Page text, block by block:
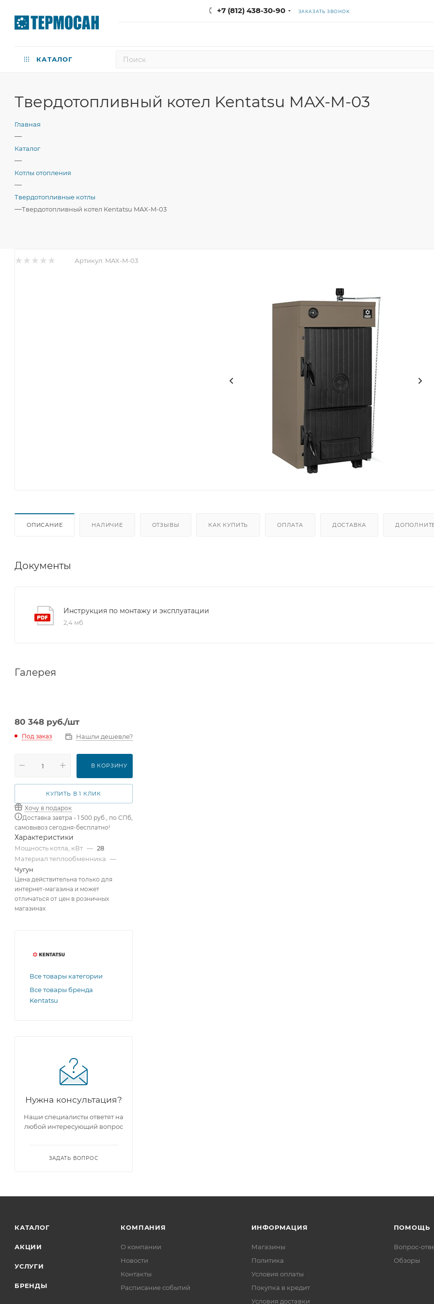
+7 (812) 438-30-90 ЗАКАЗАТЬ ЗВОНОК
КАТАЛОГ
Твердотопливный котел Kentatsu MAX-M-03
Главная
—
Каталог
—
Котлы отопления
—
Твердотопливные котлы
—Твердотопливный котел Kentatsu MAX-M-03
Артикул: MAX-M-03
ОПИСАНИЕ НАЛИЧИЕ ОТЗЫВЫ КАК КУПИТЬ ОПЛАТА ДОСТАВКА
Документы
Инструкция по монтажу и эксплуатации
2,4 мб
Галерея
80 348 руб./шт
Под заказ Нашли дешевле?
В КОРЗИНУ
КУПИТЬ В 1 КЛИК
Хочу в подарок
Доставка завтра - 1 500 руб., по СПб,
самовывоз сегодня-бесплатно!
Характеристики
Мощность котла, кВт — 28
Материал теплообменника —
Чугун
Цена действительна только для
интернет-магазина и может
отличаться от цен в розничных
магазинах
Все товары категории
Все товары бренда
Kentatsu
Нужна консультация?
Наши специалисты ответят на
любой интересующий вопрос
ЗАДАТЬ ВОПРОС
КАТАЛОГ
АКЦИИ
УСЛУГИ
БРЕНДЫ
КОМПАНИЯ
О компании
Новости
Контакты
Расписание событий
ИНФОРМАЦИЯ
Магазины
Политика
Условия оплаты
Покупка в кредит
Условия доставки
ПОМОЩЬ
Вопрос-
Обзоры